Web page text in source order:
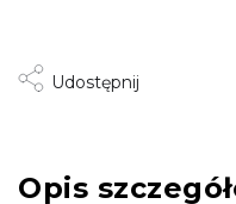
Udostępnij
Opis